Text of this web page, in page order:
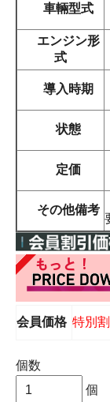
車輛型式
エンジン形
式
導入時期
状態
定価
その他備考
会員価格 特別
個数
個